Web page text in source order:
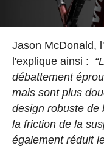
Jason McDonald,
l'explique ainsi :
débattement
mais sont plus
design robuste de
la friction de la
également réduit